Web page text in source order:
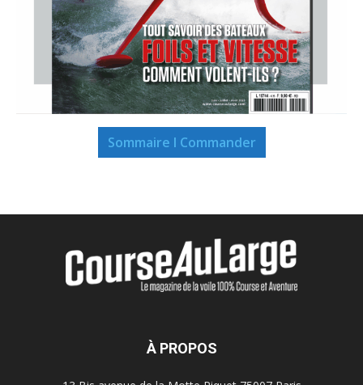
Sommaire I Commander
À PROPOS